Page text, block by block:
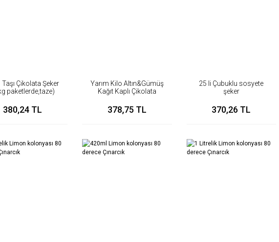
Taşı Çikolata Şeker
paketlerde,taze)
380,24 TL
Yarım Kilo Altın&Gümüş
Kağıt Kaplı Çikolata
378,75 TL
25 li Çubuklu sosyete
şeker
370,26 TL